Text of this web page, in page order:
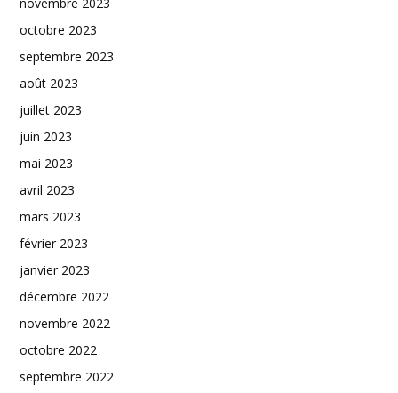
octobre 2023
septembre 2023
août 2023
juillet 2023
juin 2023
mai 2023
avril 2023
mars 2023
février 2023
janvier 2023
décembre 2022
novembre 2022
octobre 2022
septembre 2022